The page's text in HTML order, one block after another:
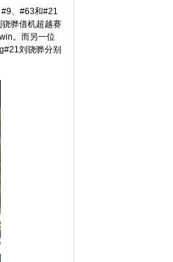
、#63和#21
骅借机超越赛
。而另一位
刘骁骅分别